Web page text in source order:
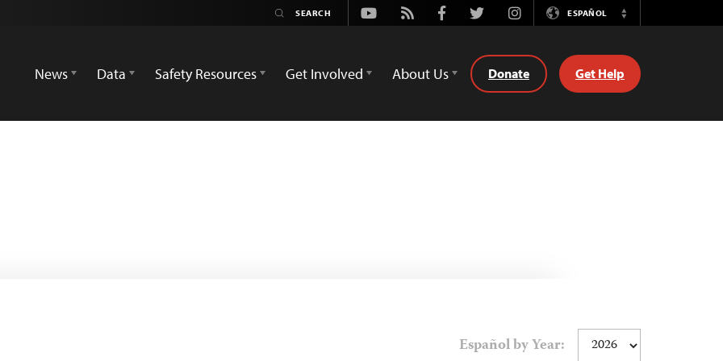
Youtube
Rss FacebookTwitterInstagramESPAÑOL
Switch
News
Data Safety Resources Get Involved About Us Donate Get Help
Español by Year: